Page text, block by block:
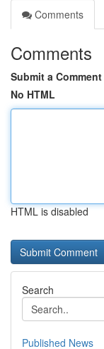
Comments
Comments
Submit a Comment
No HTML
HTML is disabled
Search
Published News